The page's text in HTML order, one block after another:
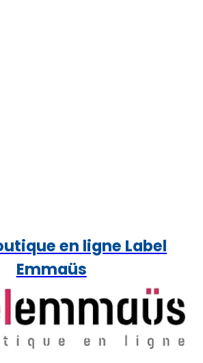
en ligne Label
Emmaüs